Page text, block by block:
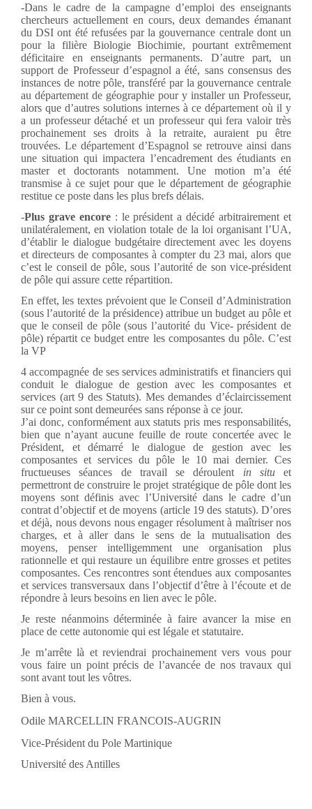
-Dans le cadre de la campagne d’emploi des enseignants
chercheurs actuellement en cours, deux demandes émanant
du DSI ont été refusées par la gouvernance centrale dont un
pour la filière Biologie Biochimie, pourtant extrêmement
déficitaire en enseignants permanents. D’autre part, un
support de Professeur d’espagnol a été, sans consensus des
instances de notre pôle, transféré par la gouvernance centrale
au département de géographie pour y installer un Professeur,
alors que d’autres solutions internes à ce département où il y
a un professeur détaché et un professeur qui fera valoir très
prochainement ses droits à la retraite, auraient pu être
trouvées. Le département d’Espagnol se retrouve ainsi dans
une situation qui impactera l’encadrement des étudiants en
master et doctorants notamment. Une motion m’a été
transmise à ce sujet pour que le département de géographie
restitue ce poste dans les plus brefs délais.
-Plus grave encore : le président a décidé arbitrairement et
unilatéralement, en violation totale de la loi organisant l’UA,
d’établir le dialogue budgétaire directement avec les doyens
et directeurs de composantes à compter du 23 mai, alors que
c’est le conseil de pôle, sous l’autorité de son vice-président
de pôle qui assure cette répartition.
En effet, les textes prévoient que le Conseil d’Administration
(sous l’autorité de la présidence) attribue un budget au pôle et
que le conseil de pôle (sous l’autorité du Vice- président de
pôle) répartit ce budget entre les composantes du pôle. C’est
la VP
4 accompagnée de ses services administratifs et financiers qui
conduit le dialogue de gestion avec les composantes et
services (art 9 des Statuts). Mes demandes d’éclaircissement
sur ce point sont demeurées sans réponse à ce jour.
J’ai donc, conformément aux statuts pris mes responsabilités,
bien que n’ayant aucune feuille de route concertée avec le
Président, et démarré le dialogue de gestion avec les
composantes et services du pôle le 10 mai dernier. Ces
fructueuses séances de travail se déroulent in situ et
permettront de construire le projet stratégique de pôle dont les
moyens sont définis avec l’Université dans le cadre d’un
contrat d’objectif et de moyens (article 19 des statuts). D’ores
et déjà, nous devons nous engager résolument à maîtriser nos
charges, et à aller dans le sens de la mutualisation des
moyens, penser intelligemment une organisation plus
rationnelle et qui restaure un équilibre entre grosses et petites
composantes. Ces rencontres sont étendues aux composantes
et services transversaux dans l’objectif d’être à l’écoute et de
répondre à leurs besoins en lien avec le pôle.
Je reste néanmoins déterminée à faire avancer la mise en
place de cette autonomie qui est légale et statutaire.
Je m’arrête là et reviendrai prochainement vers vous pour
vous faire un point précis de l’avancée de nos travaux qui
sont avant tout les vôtres.
Bien à vous.
Odile MARCELLIN FRANCOIS-AUGRIN
Vice-Président du Pole Martinique
Université des Antilles